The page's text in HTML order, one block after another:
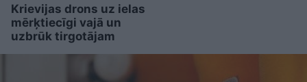
Krievijas drons uz ielas
mērķtiecīgi vajā un
uzbrūk tirgotājam